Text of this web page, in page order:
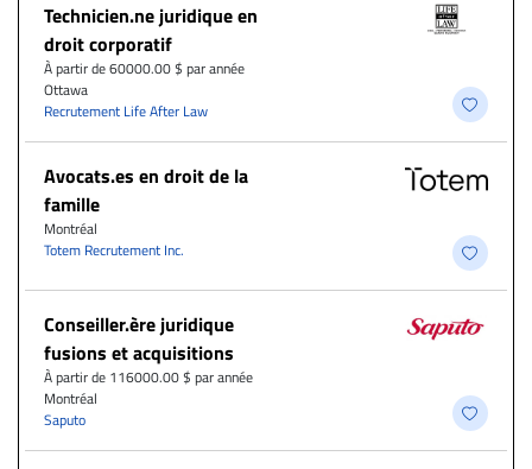
Technicien.ne juridique en
droit corporatif
À partir de 60000.00 $ par année
Ottawa
Recrutement Life After Law
Avocats.es en droit de la
famille
Montréal
Totem Recrutement Inc.
Conseiller.ère juridique
fusions et acquisitions
À partir de 116000.00 $ par année
Montréal
Saputo